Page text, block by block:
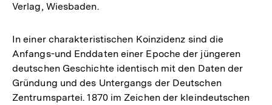
Verlag, Wiesbaden.
In einer charakteristischen Koinzidenz sind die
Anfangs-und Enddaten einer Epoche der jüngeren
deutschen Geschichte identisch mit den Daten der
Gründung und des Untergangs der Deutschen
Zentrumspartei. 1870 im Zeichen der kleindeutschen